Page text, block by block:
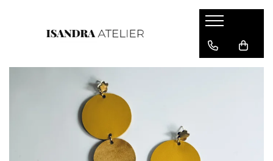
Cercei piele
Cercei floare